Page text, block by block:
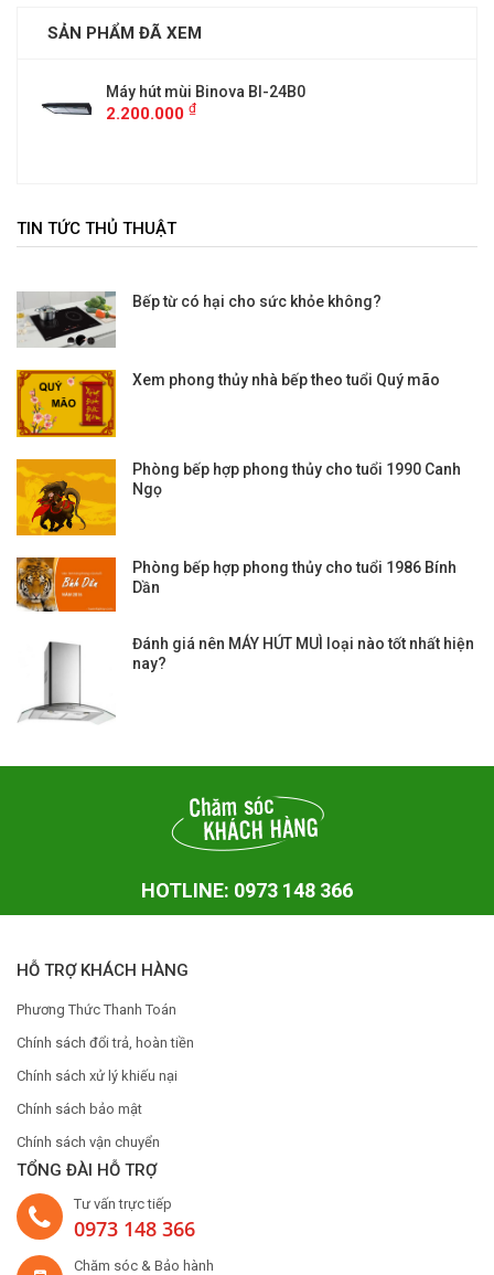
SẢN PHẨM ĐÃ XEM
Máy hút mùi Binova BI-24B0
2.200.000 ₫
TIN TỨC THỦ THUẬT
Bếp từ có hại cho sức khỏe không?
Xem phong thủy nhà bếp theo tuổi Quý mão
Phòng bếp hợp phong thủy cho tuổi 1990 Canh
Ngọ
Phòng bếp hợp phong thủy cho tuổi 1986 Bính
Dần
Đánh giá nên MÁY HÚT MUÌ loại nào tốt nhất hiện
nay?
HOTLINE: 0973 148 366
HỖ TRỢ KHÁCH HÀNG
Phương Thức Thanh Toán
Chính sách đổi trả, hoàn tiền
Chính sách xử lý khiếu nại
Chính sách bảo mật
Chính sách vận chuyển
TỔNG ĐÀI HỖ TRỢ
Tư vấn trực tiếp
0973 148 366
Chăm sóc & Bảo hành